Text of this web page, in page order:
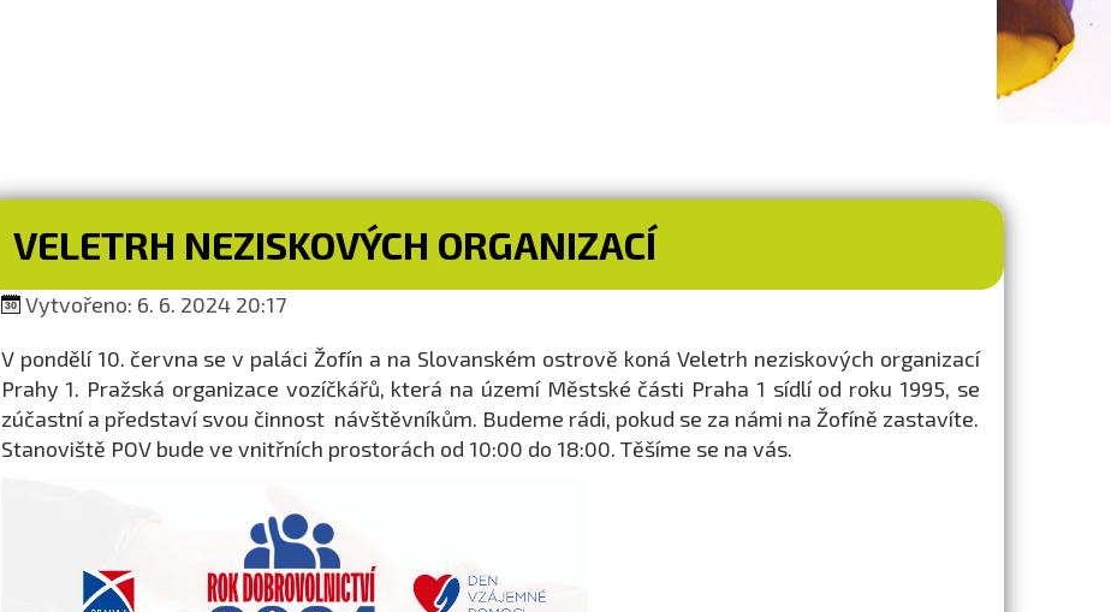
VELETRH NEZISKOVÝCH ORGANIZACÍ
Vytvořeno: 6. 6. 2024 20:17
V pondělí 10. června se v paláci Žofín a na Slovanském ostrově koná Veletrh neziskových organizací
Prahy 1. Pražská organizace vozíčkářů, která na území Městské části Praha 1 sídlí od roku 1995, se
zúčastní a představí svou činnost návštěvníkům. Budeme rádi, pokud se za námi na Žofíně zastavíte.
Stanoviště POV bude ve vnitřních prostorách od 10:00 do 18:00. Těšíme se na vás.